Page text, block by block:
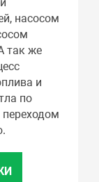
насосом
так же
и
по